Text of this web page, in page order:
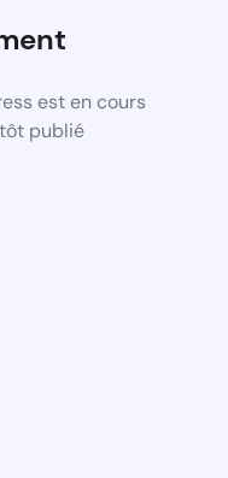
est en cours
publié